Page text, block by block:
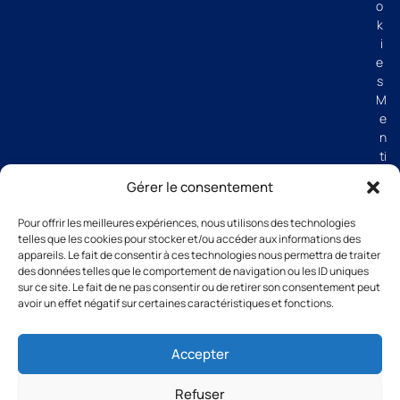
Gérer le consentement
Pour offrir les meilleures expériences, nous utilisons des technologies
telles que les cookies pour stocker et/ou accéder aux informations des
appareils. Le fait de consentir à ces technologies nous permettra de traiter
des données telles que le comportement de navigation ou les ID uniques
sur ce site. Le fait de ne pas consentir ou de retirer son consentement peut
avoir un effet négatif sur certaines caractéristiques et fonctions.
Accepter
Refuser
o
k
i
e
s
M
e
n
ti
g
e
G